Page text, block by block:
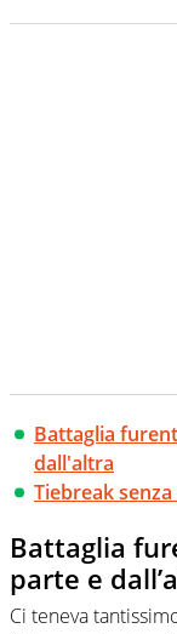
Battaglia
dall'altra
Tiebreak
Battaglia
parte e
Ci teneva